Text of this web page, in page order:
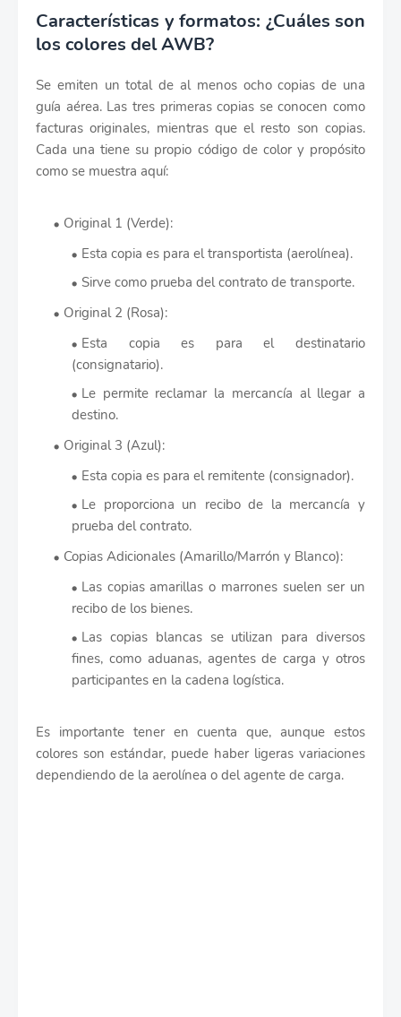
Características y formatos: ¿Cuáles son
los colores del AWB?
Se emiten un total de al menos ocho copias de una
guía aérea. Las tres primeras copias se conocen como
facturas originales, mientras que el resto son copias.
Cada una tiene su propio código de color y propósito
como se muestra aquí:
Original 1 (Verde):
Esta copia es para el transportista (aerolínea).
Sirve como prueba del contrato de transporte.
Original 2 (Rosa):
Esta copia es para el destinatario
(consignatario).
Le permite reclamar la mercancía al llegar a
destino.
Original 3 (Azul):
Esta copia es para el remitente (consignador).
Le proporciona un recibo de la mercancía y
prueba del contrato.
Copias Adicionales (Amarillo/Marrón y Blanco):
Las copias amarillas o marrones suelen ser un
recibo de los bienes.
Las copias blancas se utilizan para diversos
fines, como aduanas, agentes de carga y otros
participantes en la cadena logística.
Es importante tener en cuenta que, aunque estos
colores son estándar, puede haber ligeras variaciones
dependiendo de la aerolínea o del agente de carga.